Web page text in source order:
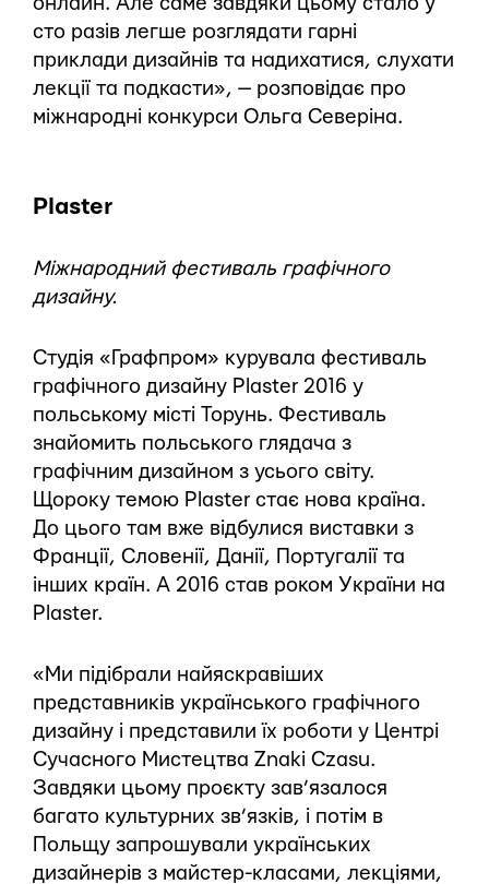
сто разів легше розглядати гарні
приклади дизайнів та надихатися, слухати
лекції та подкасти», — розповідає про
міжнародні конкурси Ольга Северіна.
Plaster
Міжнародний фестиваль графічного
дизайну.
Студія «Графпром» курувала фестиваль
графічного дизайну Plaster 2016 у
польському місті Торунь. Фестиваль
знайомить польського глядача з
графічним дизайном з усього світу.
Щороку темою Plaster стає нова країна.
До цього там вже відбулися виставки з
Франції, Словенії, Данії, Португалії та
інших країн. А 2016 став роком України на
Plaster.
«Ми підібрали найяскравіших
представників українського графічного
дизайну і представили їх роботи у Центрі
Сучасного Мистецтва Znaki Czasu.
Завдяки цьому проєкту зав’язалося
багато культурних зв’язків, і потім в
Польщу запрошували українських
дизайнерів з майстер-класами, лекціями,